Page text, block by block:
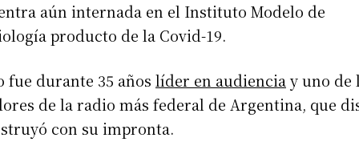
aún internada en el Instituto Modelo de
producto de la Covid-19.
fue durante 35 años líder en audienciay uno de
de la radio más federal de Argentina, que
con su impronta.